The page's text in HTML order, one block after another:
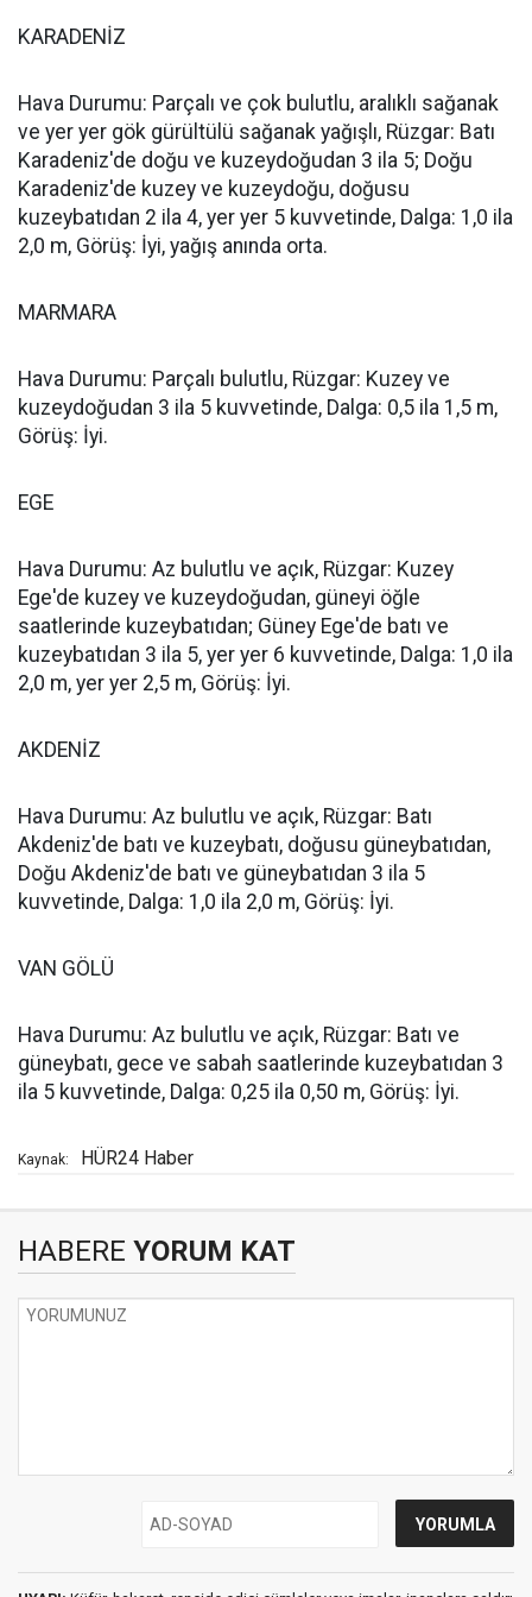
KARADENİZ
Hava Durumu: Parçalı ve çok bulutlu, aralıklı sağanak
ve yer yer gök gürültülü sağanak yağışlı, Rüzgar: Batı
Karadeniz'de doğu ve kuzeydoğudan 3 ila 5; Doğu
Karadeniz'de kuzey ve kuzeydoğu, doğusu
kuzeybatıdan 2 ila 4, yer yer 5 kuvvetinde, Dalga: 1,0 ila
2,0 m, Görüş: İyi, yağış anında orta.
MARMARA
Hava Durumu: Parçalı bulutlu, Rüzgar: Kuzey ve
kuzeydoğudan 3 ila 5 kuvvetinde, Dalga: 0,5 ila 1,5 m,
Görüş: İyi.
EGE
Hava Durumu: Az bulutlu ve açık, Rüzgar: Kuzey
Ege'de kuzey ve kuzeydoğudan, güneyi öğle
saatlerinde kuzeybatıdan; Güney Ege'de batı ve
kuzeybatıdan 3 ila 5, yer yer 6 kuvvetinde, Dalga: 1,0 ila
2,0 m, yer yer 2,5 m, Görüş: İyi.
AKDENİZ
Hava Durumu: Az bulutlu ve açık, Rüzgar: Batı
Akdeniz'de batı ve kuzeybatı, doğusu güneybatıdan,
Doğu Akdeniz'de batı ve güneybatıdan 3 ila 5
kuvvetinde, Dalga: 1,0 ila 2,0 m, Görüş: İyi.
VAN GÖLÜ
Hava Durumu: Az bulutlu ve açık, Rüzgar: Batı ve
güneybatı, gece ve sabah saatlerinde kuzeybatıdan 3
ila 5 kuvvetinde, Dalga: 0,25 ila 0,50 m, Görüş: İyi.
Kaynak: HÜR24 Haber
HABERE YORUM KAT